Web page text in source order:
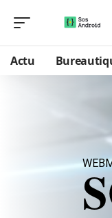
Actu